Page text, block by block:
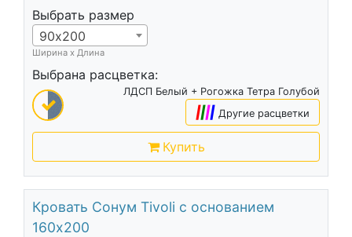
Выбрать размер
90х200
Ширина х Длина
Выбрана расцветка:
ЛДСП Белый + Рогожка Тетра Голубой
|||| Другие расцветки
Купить
Кровать Сонум Tivoli с основанием
160х200